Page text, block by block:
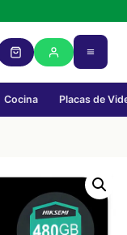
Cocina Placas de